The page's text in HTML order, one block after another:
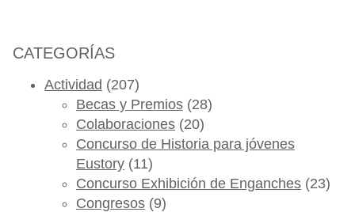
CATEGORÍAS
Actividad (207)
Becas y Premios (28)
Colaboraciones (20)
Concurso de Historia para jóvenes
Eustory (11)
Concurso Exhibición de Enganches (23)
Congresos (9)